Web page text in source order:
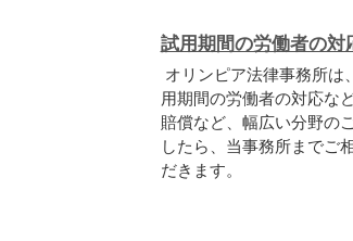
試用期間の労働者の対
オリンピア法律事務所は、
用期間の労働者の対応な
賠償など、幅広い分野の
したら、当事務所までご
だきます。